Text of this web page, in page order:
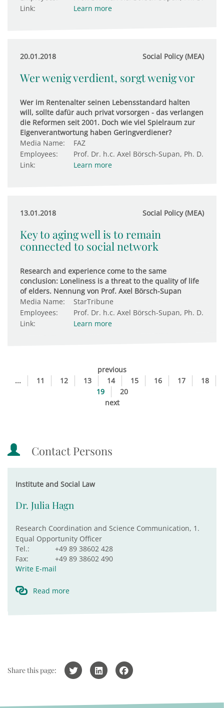
Link:
Learn more
20.01.2018 Social Policy (MEA)
Wer wenig verdient, sorgt wenig vor
Wer im Rentenalter seinen Lebensstandard halten
will, sollte dafür auch privat vorsorgen - das verlangen
die Reformen seit 2001. Doch wie viel Spielraum zur
Eigenverantwortung haben Geringverdiener?
Media Name:
FAZ
Employees:
Prof. Dr. h.c. Axel Börsch-Supan, Ph. D.
Link:
Learn more
13.01.2018 Social Policy (MEA)
Key to aging well is to remain
connected to social network
Research and experience come to the same
conclusion: Loneliness is a threat to the quality of life
of elders. Nennung von Prof. Axel Börsch-Supan
Media Name:
StarTribune
Employees:
Prof. Dr. h.c. Axel Börsch-Supan, Ph. D.
Link:
Learn more
previous
...
11 12 13 14 15 16 17
18
19
20
next
Contact Persons
Institute and Social Law
Dr. Julia Hagn
Research Coordination and Science Communication, 1.
Equal Opportunity Officer
Tel.:
+49 89 38602 428
Fax:
+49 89 38602 490
Write E-mail
Read more
Share this page: